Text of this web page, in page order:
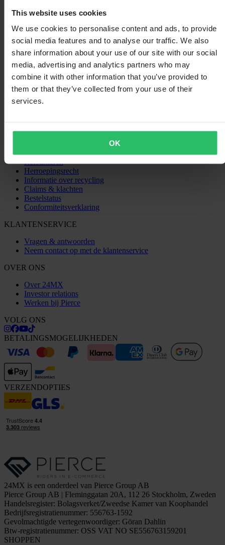
This website uses cookies
We use cookies to personalise content and ads, to provide
social media features and to analyse our traffic. We also
share information about your use of our site with our social
media, advertising and analytics partners who may
combine it with other information that you’ve provided to
them or that they’ve collected from your use of their
services.
OK
0
0
Betaling
Retourneren
Herroepingsrecht
Informatie over recycling
Claims & klachten
Bestelstatus
Conformiteitsverklaring
KLANTENSERVICE
Vragen & antwoorden
Neem contact op met de klantenservice
OVER ONS
Over 24MX
Investor relations
Werken bij Pierce
VOLG ONS
BETALINGSMOGELIJKHEDEN
VERZENDOPTIES
24MX is een onderdeel van Pierce Group AB
Pierce Group AB | Fleminggatan 20A, 112 26 Stockholm, Zweden
Handelsregister: Bolagsverket/Zweedse Kamer van Koophandel
Bedrijfsregistratienummer: 556763-1592
Gevolmachtigde vertegenwoordiger: Göran Dahlin
Btw-registratienummer: OSS VAT NO SE556763159201
SHOPPEN